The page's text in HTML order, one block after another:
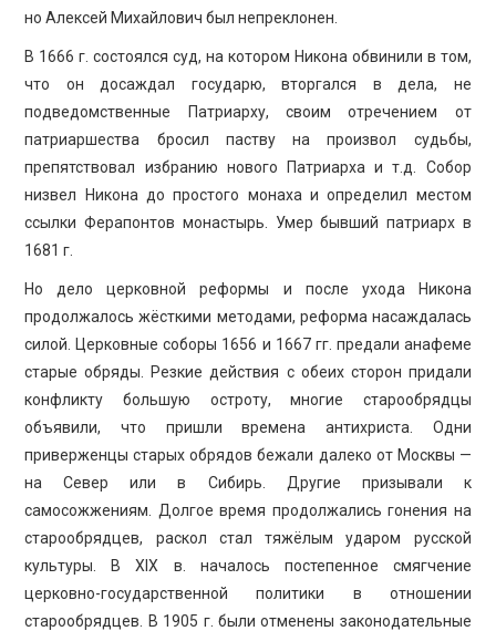
но Алексей Михайлович был непреклонен.
В 1666 г. состоялся суд, на котором Никона обвинили в том,
что он досаждал государю, вторгался в дела, не
подведомственные Патриарху, своим отречением от
патриаршества бросил паству на произвол судьбы,
препятствовал избранию нового Патриарха и т.д. Собор
низвел Никона до простого монаха и определил местом
ссылки Ферапонтов монастырь. Умер бывший патриарх в
1681 г.
Но дело церковной реформы и после ухода Никона
продолжалось жёсткими методами, реформа насаждалась
силой. Церковные соборы 1656 и 1667 гг. предали анафеме
старые обряды. Резкие действия с обеих сторон придали
конфликту большую остроту, многие старообрядцы
объявили, что пришли времена антихриста. Одни
приверженцы старых обрядов бежали далеко от Москвы —
на Север или в Сибирь. Другие призывали к
самосожжениям. Долгое время продолжались гонения на
старообрядцев, раскол стал тяжёлым ударом русской
культуры. В XIX в. началось постепенное смягчение
церковно-государственной политики в отношении
старообрядцев. В 1905 г. были отменены законодательные